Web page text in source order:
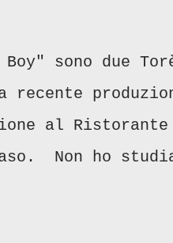
sono due
recente
al
Non ho